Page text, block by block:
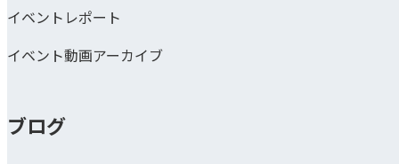
イベントレポート
イベント動画アーカイブ
ブログ